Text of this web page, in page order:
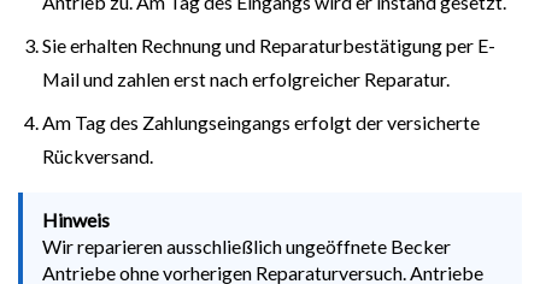
Sie erhalten Rechnung und Reparaturbestätigung per E-
Mail und zahlen erst nach erfolgreicher Reparatur.
Am Tag des Zahlungseingangs erfolgt der versicherte
Rückversand.
Hinweis
Wir reparieren ausschließlich ungeöffnete Becker
Antriebe ohne vorherigen Reparaturversuch. Antriebe